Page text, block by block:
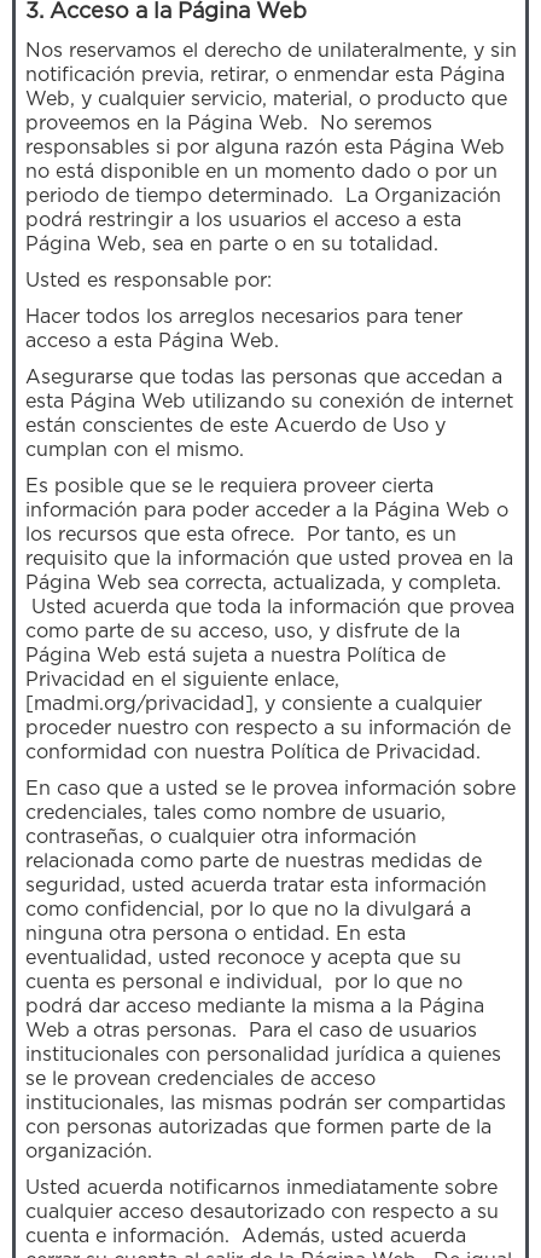
3. Acceso a la Página Web
Nos reservamos el derecho de unilateralmente, y sin
notificación previa, retirar, o enmendar esta Página
Web, y cualquier servicio, material, o producto que
proveemos en la Página Web. No seremos
responsables si por alguna razón esta Página Web
no está disponible en un momento dado o por un
periodo de tiempo determinado. La Organización
podrá restringir a los usuarios el acceso a esta
Página Web, sea en parte o en su totalidad.
Usted es responsable por:
Hacer todos los arreglos necesarios para tener
acceso a esta Página Web.
Asegurarse que todas las personas que accedan a
esta Página Web utilizando su conexión de internet
están conscientes de este Acuerdo de Uso y
cumplan con el mismo.
Es posible que se le requiera proveer cierta
información para poder acceder a la Página Web o
los recursos que esta ofrece. Por tanto, es un
requisito que la información que usted provea en la
Página Web sea correcta, actualizada, y completa.
Usted acuerda que toda la información que provea
como parte de su acceso, uso, y disfrute de la
Página Web está sujeta a nuestra Política de
Privacidad en el siguiente enlace,
[madmi.org/privacidad], y consiente a cualquier
proceder nuestro con respecto a su información de
conformidad con nuestra Política de Privacidad.
En caso que a usted se le provea información sobre
credenciales, tales como nombre de usuario,
contraseñas, o cualquier otra información
relacionada como parte de nuestras medidas de
seguridad, usted acuerda tratar esta información
como confidencial, por lo que no la divulgará a
ninguna otra persona o entidad. En esta
eventualidad, usted reconoce y acepta que su
cuenta es personal e individual, por lo que no
podrá dar acceso mediante la misma a la Página
Web a otras personas. Para el caso de usuarios
institucionales con personalidad jurídica a quienes
se le provean credenciales de acceso
institucionales, las mismas podrán ser compartidas
con personas autorizadas que formen parte de la
organización.
Usted acuerda notificarnos inmediatamente sobre
cualquier acceso desautorizado con respecto a su
cuenta e información. Además, usted acuerda